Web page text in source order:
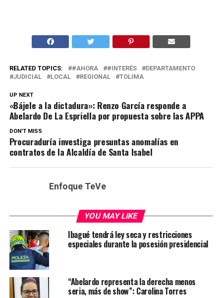
RELATED TOPICS: #AHORA #INTERÉS
DEPARTAMENTO
JUDICIAL
LOCAL REGIONAL TOLIMA
UP NEXT
«Bájele a la dictadura»: Renzo García responde a
Abelardo De La Espriella por propuesta sobre las APPA
DON'T MISS
Procuraduría investiga presuntas anomalías en
contratos de la Alcaldía de Santa Isabel
Enfoque TeVe
YOU MAY LIKE
Ibagué tendrá ley seca y restricciones
especiales durante la posesión presidencial
“Abelardo representa la derecha menos
seria, más de show”: Carolina Torres